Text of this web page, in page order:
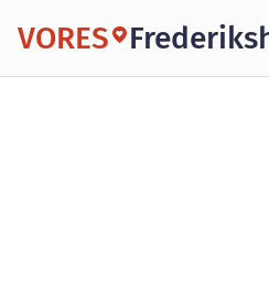
VORES